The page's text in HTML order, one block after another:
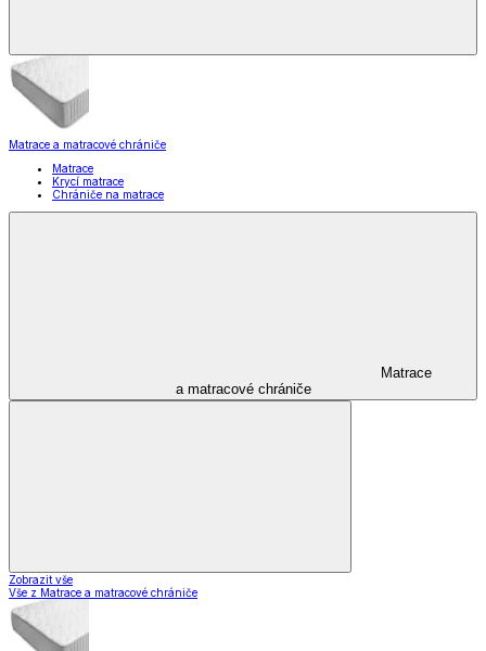
Matrace a matracové chrániče
Matrace
Krycí matrace
Chrániče na matrace
Matrace
a matracové chrániče
Zobrazit vše
Vše z Matrace a matracové chrániče